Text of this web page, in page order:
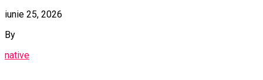
iunie 25, 2026
By
native